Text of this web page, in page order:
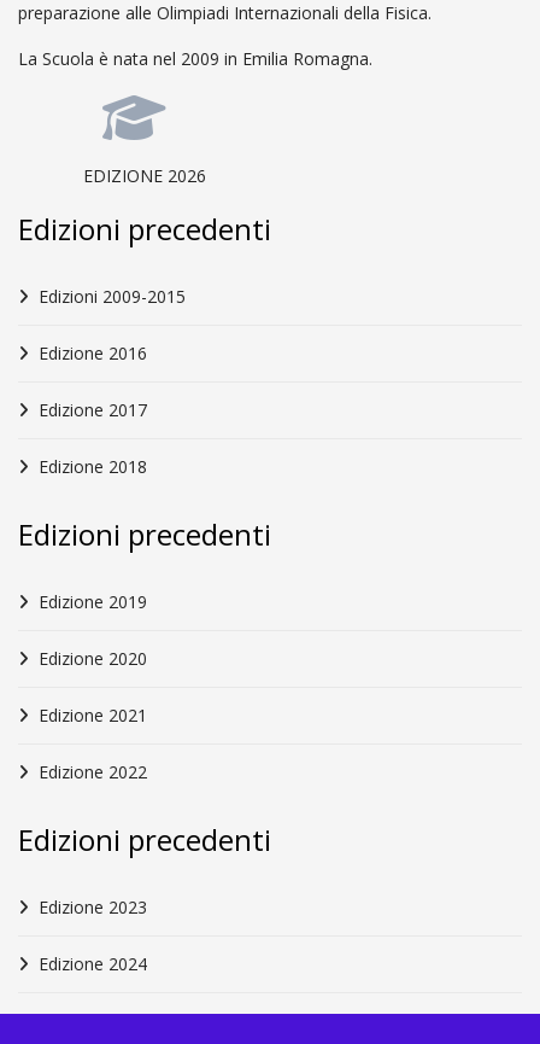
preparazione alle Olimpiadi Internazionali della Fisica.
La Scuola è nata nel 2009 in Emilia Romagna.
EDIZIONE 2026
Edizioni precedenti
Edizioni 2009-2015
Edizione 2016
Edizione 2017
Edizione 2018
Edizioni precedenti
Edizione 2019
Edizione 2020
Edizione 2021
Edizione 2022
Edizioni precedenti
Edizione 2023
Edizione 2024
Edizione 2025